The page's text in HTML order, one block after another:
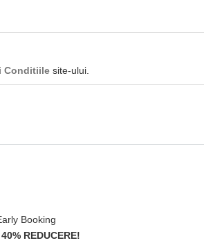
Conditiile site-ului.
REDUCERE!